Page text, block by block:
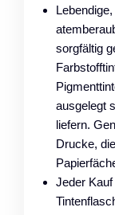
sorgfältig
ausgelegt
liefern.
Drucke,
Jeder